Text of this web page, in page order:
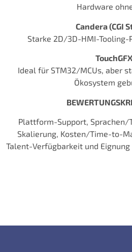
Hardware
Candera (CGI
Starke 2D/3D-HMI-
TouchGFX
Ideal für STM32/MCUs, aber
Ökosystem
Plattform-Support, Sprachen/
Skalierung, Kosten/Time-to-
Talent-Verfügbarkeit und